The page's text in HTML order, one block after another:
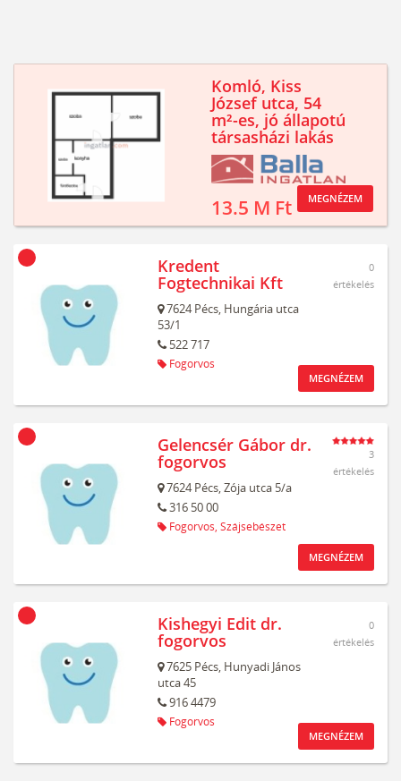
Komló, Kiss
József utca, 54
m²-es, jó állapotú
társasházi lakás
13.5 M Ft MEGNÉZEM
Kredent
Fogtechnikai Kft
7624 Pécs, Hungária utca
53/1
522 717
Fogorvos
0
értékelés
MEGNÉZEM
Gelencsér Gábor dr.
fogorvos
7624 Pécs,Zója utca 5/a
316 50 00
Fogorvos, Szájsebészet
3
értékelés
MEGNÉZEM
Kishegyi Edit dr.
fogorvos
7625 Pécs, Hunyadi János
utca 45
916 4479
Fogorvos
0
értékelés
MEGNÉZEM